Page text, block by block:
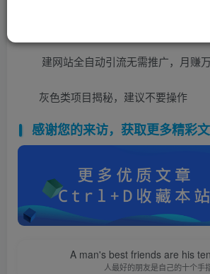
建网站全自动引流无需推广，月赚
灰色类项目揭秘，建议不要操作
感谢您的来访，获取更多精彩文
A man's best friends are his
人最好的朋友是自己的十个手